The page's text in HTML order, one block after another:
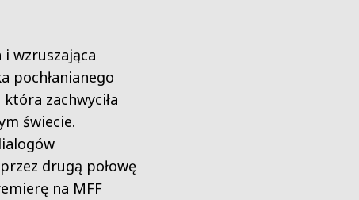
wzruszająca
pochłanianego
zachwyciła
świecie.
drugą połowę
na MFF